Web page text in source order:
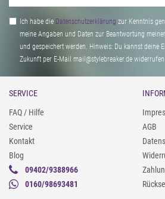
Ich habe die Daten­schutz­erklärung zur Kenntnis
meine Angaben und Daten zur Beantwortung
und gespeichert werden. Hinweis: Du kannst deine
Zukunft per E-Mail mail@stylebreaker.de widerrufen
SERVICE
FAQ / Hilfe
Service
Kontakt
Blog
09402/9388966
0160/98693481
AGB